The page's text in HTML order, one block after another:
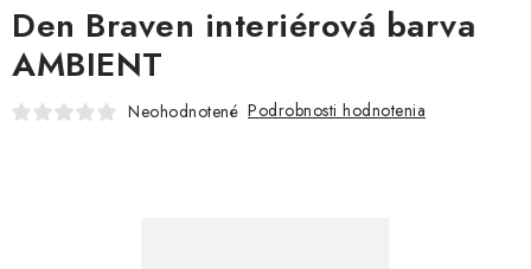
PODKROVNÉ SCHODY
DOM A ZÁHRADA
Den Braven interiérová barva
AMBIENT
Neohodnotené Podrobnosti hodnotenia